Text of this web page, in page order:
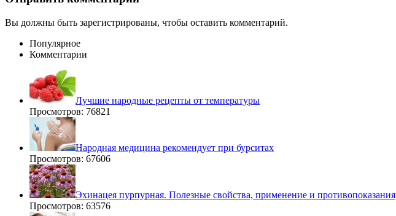
Вы должны быть зарегистрированы, чтобы оставить комментарий.
Популярное
Комментарии
Лучшие народные рецепты от температуры
Просмотров: 76821
Народная медицина рекомендует при бурситах
Просмотров: 67606
Эхинацея пурпурная. Полезные свойства, применение и противопоказания
Просмотров: 63576